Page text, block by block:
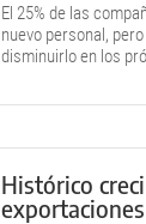
El 25% de las
nuevo personal,
disminuirlo en los
Histórico